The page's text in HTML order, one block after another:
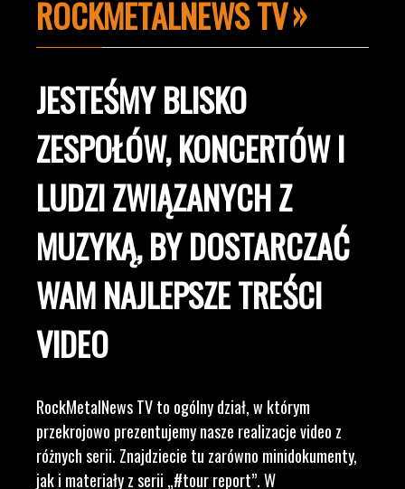
ROCKMETALNEWS TV
JESTEŚMY BLISKO
ZESPOŁÓW, KONCERTÓW I
LUDZI ZWIĄZANYCH Z
MUZYKĄ, BY DOSTARCZAĆ
WAM NAJLEPSZE TREŚCI
VIDEO
RockMetalNews TV to ogólny dział, w którym
przekrojowo prezentujemy nasze realizacje video z
różnych serii. Znajdziecie tu zarówno minidokumenty,
jak i materiały z serii „#tour report”. W